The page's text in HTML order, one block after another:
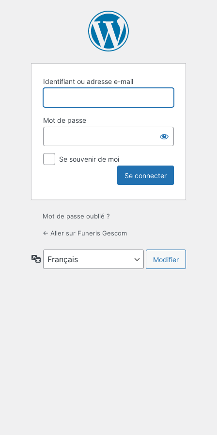
Identifiant ou adresse e-mail
Mot de passe
Se souvenir de moi
Mot de passe oublié ?
← Aller sur Funeris Gescom
Langue